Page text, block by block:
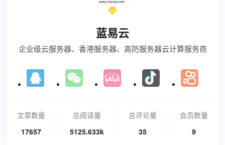

蓝易云
企业级云服务器、香港服务器、高防服务器云计算服务商
文章数量
17657
总阅读量
5125.633k
总评论量
35
会员数量
9